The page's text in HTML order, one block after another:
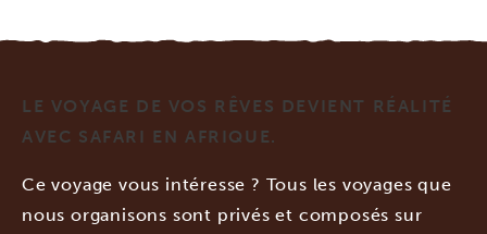
LE VOYAGE DE VOS RÊVES DEVIENT RÉALITÉ
AVEC SAFARI EN AFRIQUE.
Ce voyage vous intéresse ? Tous les voyages que
nous organisons sont privés et composés sur